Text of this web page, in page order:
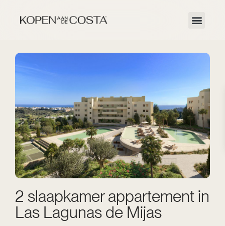
2 slaapkamer appartement in
Las Lagunas de Mijas